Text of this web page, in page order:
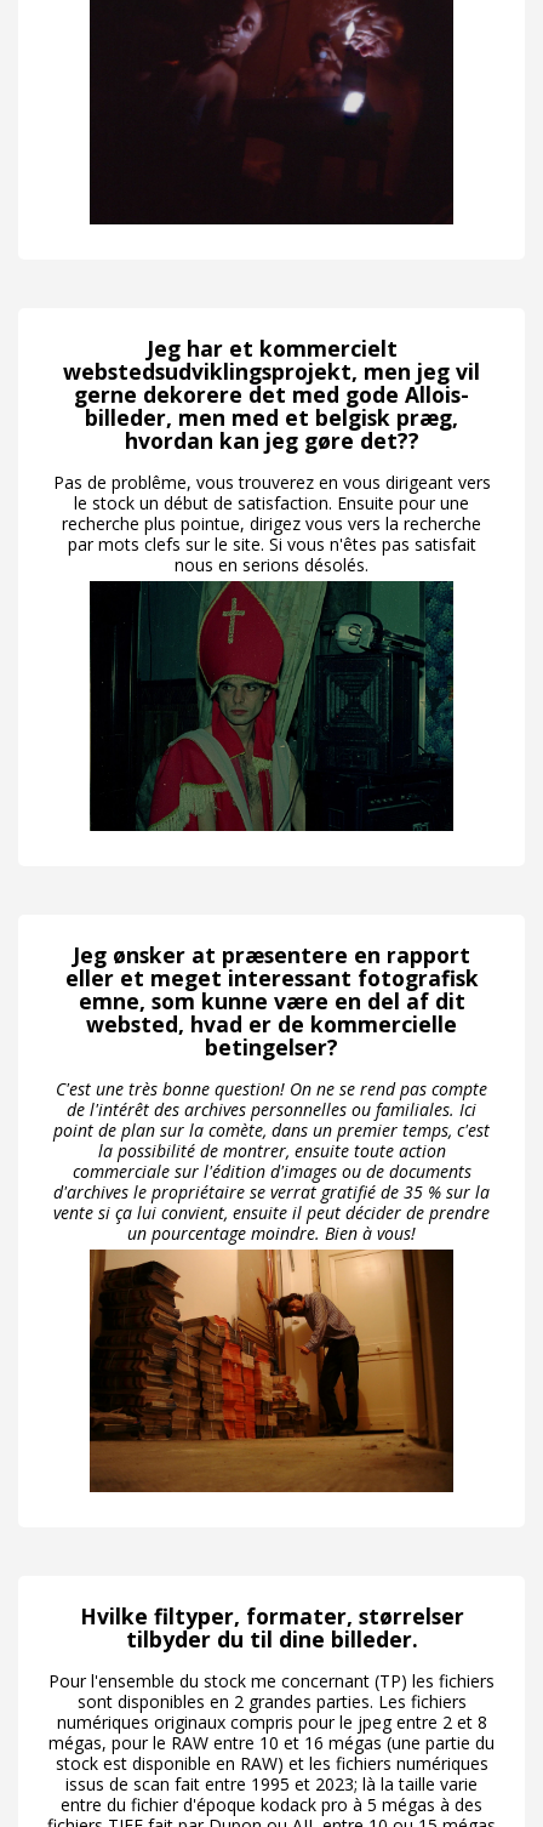
Jeg har et kommercielt
webstedsudviklingsprojekt, men jeg vil
gerne dekorere det med gode Allois-
billeder, men med et belgisk præg,
hvordan kan jeg gøre det??
Pas de problême, vous trouverez en vous dirigeant vers
le stock un début de satisfaction. Ensuite pour une
recherche plus pointue, dirigez vous vers la recherche
par mots clefs sur le site. Si vous n'êtes pas satisfait
nous en serions désolés.
Jeg ønsker at præsentere en rapport
eller et meget interessant fotografisk
emne, som kunne være en del af dit
websted, hvad er de kommercielle
betingelser?
C'est une très bonne question! On ne se rend pas compte
de l'intérêt des archives personnelles ou familiales. Ici
point de plan sur la comète, dans un premier temps, c'est
la possibilité de montrer, ensuite toute action
commerciale sur l'édition d'images ou de documents
d'archives le propriétaire se verrat gratifié de 35 % sur la
vente si ça lui convient, ensuite il peut décider de prendre
un pourcentage moindre. Bien à vous!
Hvilke filtyper, formater, størrelser
tilbyder du til dine billeder.
Pour l'ensemble du stock me concernant (TP) les fichiers
sont disponibles en 2 grandes parties. Les fichiers
numériques originaux compris pour le jpeg entre 2 et 8
mégas, pour le RAW entre 10 et 16 mégas (une partie du
stock est disponible en RAW) et les fichiers numériques
issus de scan fait entre 1995 et 2023; là la taille varie
entre du fichier d'époque kodack pro à 5 mégas à des